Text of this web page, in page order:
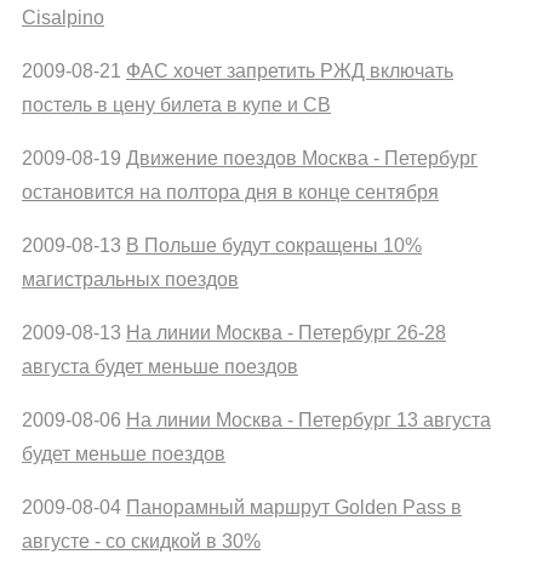
Cisalpino
2009-08-21 ФАС хочет запретить РЖД включать
постель в цену билета в купе и СВ
2009-08-19 Движение поездов Москва - Петербург
остановится на полтора дня в конце сентября
2009-08-13 В Польше будут сокращены 10%
магистральных поездов
2009-08-13 На линии Москва - Петербург 26-28
августа будет меньше поездов
2009-08-06 На линии Москва - Петербург 13 августа
будет меньше поездов
2009-08-04 Панорамный маршрут Golden Pass в
августе - со скидкой в 30%